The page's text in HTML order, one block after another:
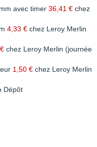
avec timer 36,41 € chez
4,33 € chez Leroy Merlin
chez Leroy Merlin (journée
1,50 € chez Leroy Merlin
Dépôt